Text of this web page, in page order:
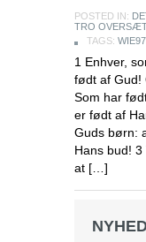
POSTED IN:
TRO
TAGS:
1 Enhver,
født af Gud!
Som har
er født af
Guds børn:
Hans bud!
at […]